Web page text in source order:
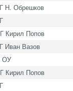
Н. Обрешков
Кирил Попов
Иван Вазов
ОУ
Кирил Попов